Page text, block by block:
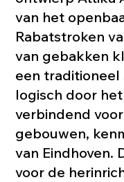
van het
Rabatstroken
van gebakken
een
logisch door
verbindend
gebouwen,
van Eindhoven.
voor de